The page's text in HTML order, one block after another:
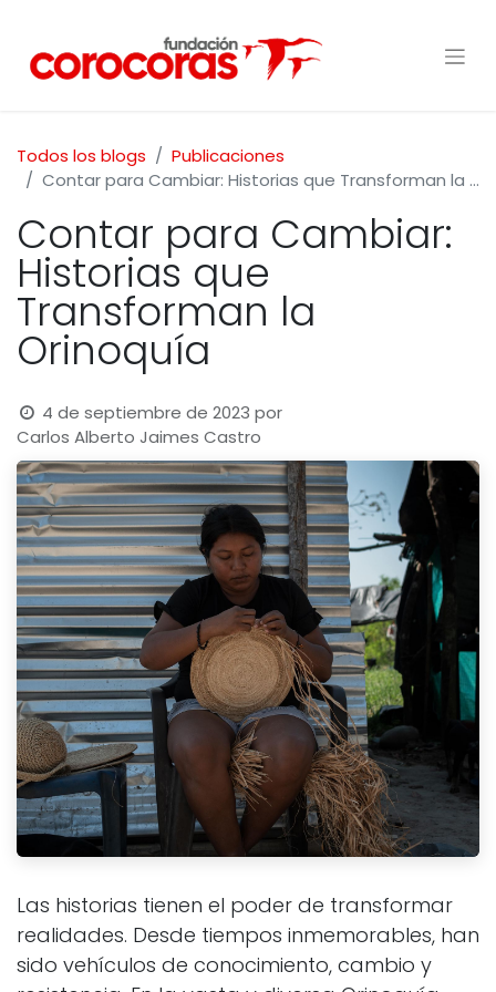
Todos los blogs
Publicaciones
Contar para Cambiar: Historias que Transforman la Orinoquía
Contar para Cambiar:
Historias que
Transforman la
Orinoquía
4 de septiembre de 2023 por
Carlos Alberto Jaimes Castro
Las historias tienen el poder de transformar
realidades. Desde tiempos inmemorables, han
sido vehículos de conocimiento, cambio y